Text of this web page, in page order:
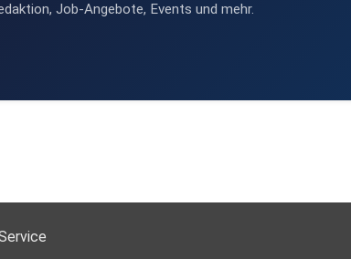
Job-Angebote, Events und mehr.